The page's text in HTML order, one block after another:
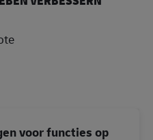
voor functies op